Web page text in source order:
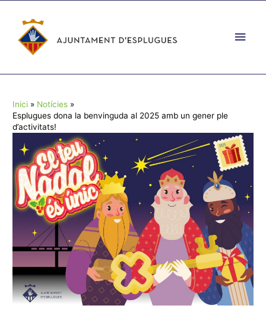
contingut
Inici
Notícies
Esplugues dona la benvinguda al 2025 amb un gener ple
d’activitats!